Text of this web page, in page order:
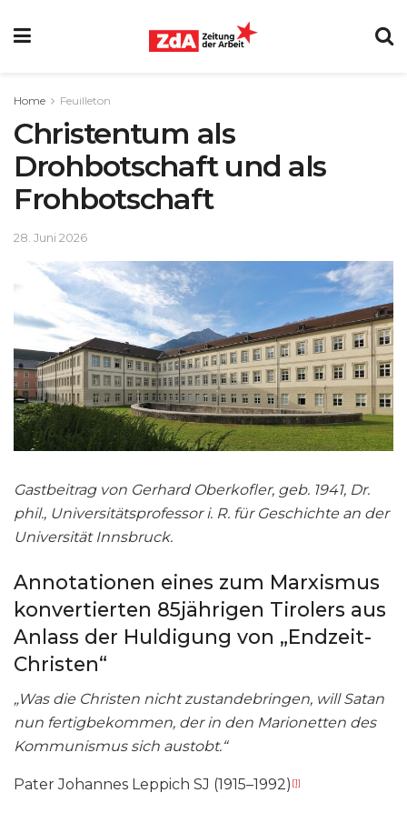
Home Feuilleton
Christentum als
Drohbotschaft und als
Frohbotschaft
28. Juni 2026
Gastbeitrag von Gerhard Oberkofler, geb. 1941, Dr.
phil., Universitätsprofessor i. R. für Geschichte an der
Universität Innsbruck.
Annotationen eines zum Marxismus
konvertierten 85jährigen Tirolers aus
Anlass der Huldigung von „Endzeit-
Christen“
„Was die Christen nicht zustandebringen, will Satan
nun fertigbekommen, der in den Marionetten des
Kommunismus sich austobt.“
Pater Johannes Leppich SJ (1915–1992) [1]